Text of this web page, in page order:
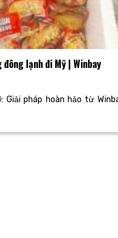
lạnh đi Mỹ | Winbay
Giải pháp hoàn hảo từ